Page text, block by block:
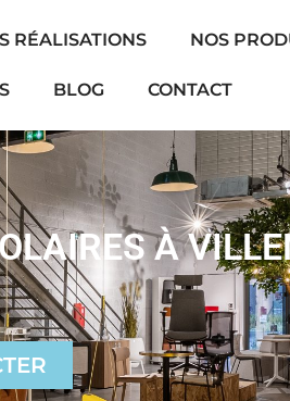
RÉALISATIONS NOS
BLOG CONTACT
À